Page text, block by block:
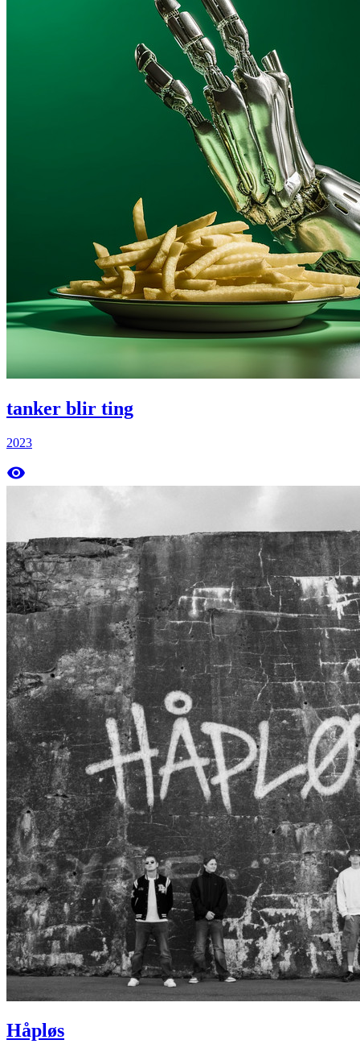
tanker blir ting
2023
remove_red_eye
Håpløs